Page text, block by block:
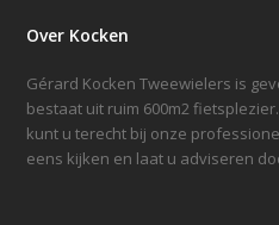
Over Kocken
Gérard Kocken Tweewielers is
bestaat uit ruim 600m2
kunt u terecht bij onze
eens kijken en laat u adviseren